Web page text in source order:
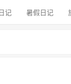
记 暑假日记